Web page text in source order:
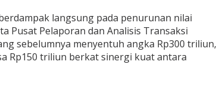
langsung pada penurunan nilai
Pusat Pelaporan dan Analisis Transaksi
sebelumnya menyentuh angka Rp300 triliun,
Rp150 triliun berkat sinergi kuat antara